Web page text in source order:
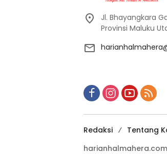
Jl. Bhayangkara
Provinsi Maluku
Redaksi Tentang